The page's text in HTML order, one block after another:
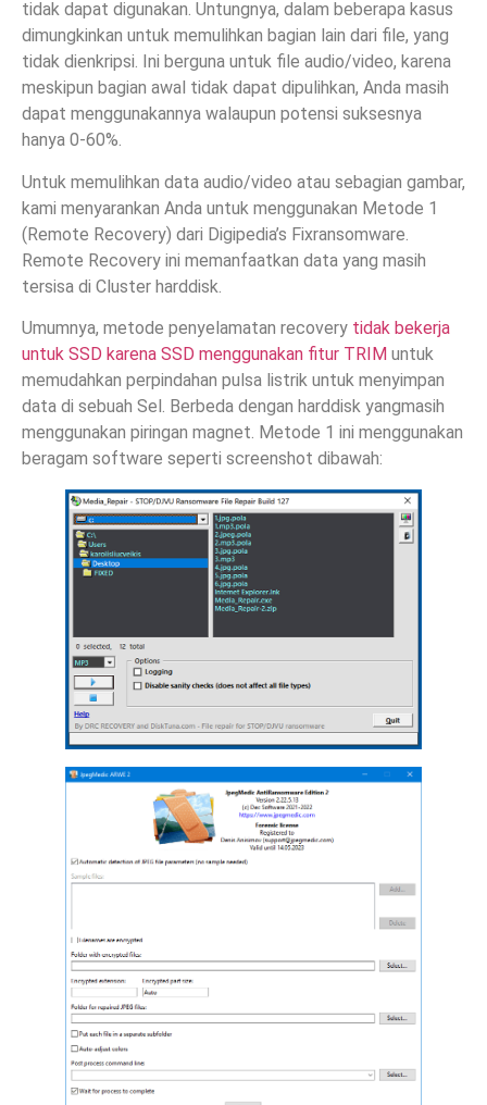
tidak dapat digunakan. Untungnya, dalam beberapa kasus
dimungkinkan untuk memulihkan bagian lain dari file, yang
tidak dienkripsi. Ini berguna untuk file audio/video, karena
meskipun bagian awal tidak dapat dipulihkan, Anda masih
dapat menggunakannya walaupun potensi suksesnya
hanya 0-60%.
Untuk memulihkan data audio/video atau sebagian gambar,
kami menyarankan Anda untuk menggunakan Metode 1
(Remote Recovery) dari Digipedia’s Fixransomware.
Remote Recovery ini memanfaatkan data yang masih
tersisa di Cluster harddisk.
Umumnya, metode penyelamatan recovery tidak bekerja
untuk SSD karena SSD menggunakan fitur TRIM untuk
memudahkan perpindahan pulsa listrik untuk menyimpan
data di sebuah Sel. Berbeda dengan harddisk yangmasih
menggunakan piringan magnet. Metode 1 ini menggunakan
beragam software seperti screenshot dibawah: